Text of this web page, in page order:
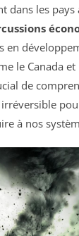
dans les
en
le Canada
de
à nos